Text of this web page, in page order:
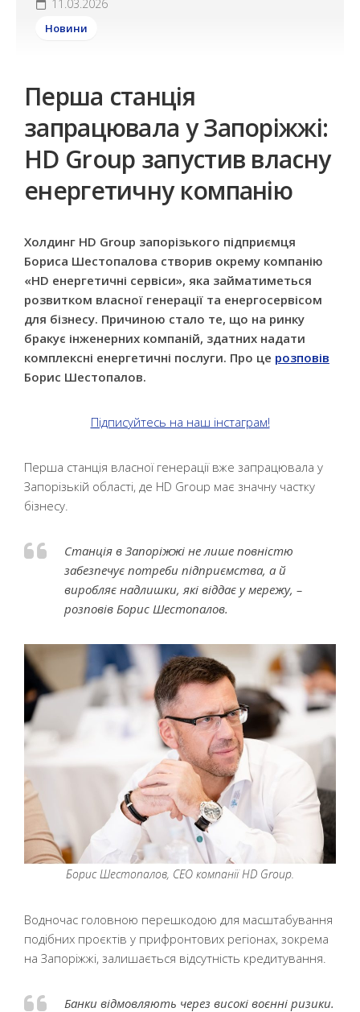
11.03.2026
Новини
Перша станція
запрацювала у Запоріжжі:
HD Group запустив власну
енергетичну компанію
Холдинг HD Group запорізького підприємця
Бориса Шестопалова створив окрему компанію
«HD енергетичні сервіси», яка займатиметься
розвитком власної генерації та енергосервісом
для бізнесу. Причиною стало те, що на ринку
бракує інженерних компаній, здатних надати
комплексні енергетичні послуги. Про це розповів
Борис Шестопалов.
Підписуйтесь на наш інстаграм!
Перша станція власної генерації вже запрацювала у
Запорізькій області, де HD Group має значну частку
бізнесу.
Станція в Запоріжжі не лише повністю
забезпечує потреби підприємства, а й
виробляє надлишки, які віддає у мережу, –
розповів Борис Шестопалов.
Борис Шестопалов, CEO компанії HD Group.
Водночас головною перешкодою для масштабування
подібних проєктів у прифронтових регіонах, зокрема
на Запоріжжі, залишається відсутність кредитування.
Банки відмовляють через високі воєнні ризики.